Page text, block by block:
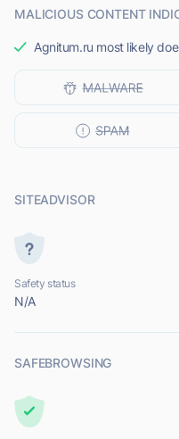
MALICIOUS CONTENT
Agnitum.ru most likely
SITEADVISOR
Safety status
N/A
SAFEBROWSING